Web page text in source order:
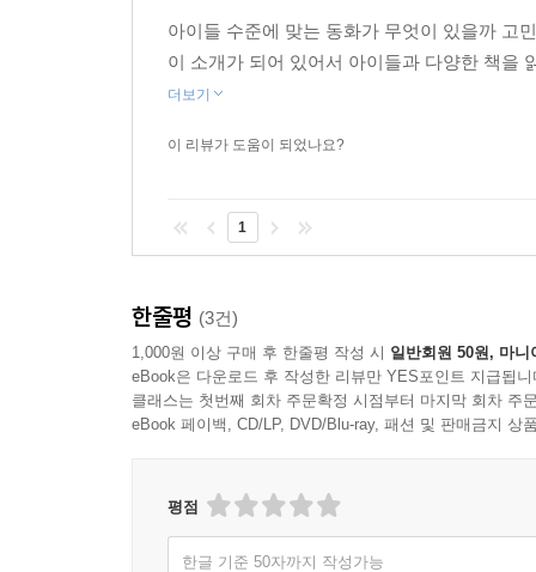
아이들 수준에 맞는 동화가 무엇이 있을까 고
이 소개가 되어 있어서 아이들과 다양한 책을
더보기
이 리뷰가 도움이 되었나요?
1
한줄평 (3건)
1,000원 이상 구매 후 한줄평 작성 시 일반회원 50원, 마니
eBook은 다운로드 후 작성한 리뷰만 YES포인트 지급됩니
클래스는 첫번째 회차 주문확정 시점부터 마지막 회차 주
eBook 페이백, CD/LP, DVD/Blu-ray, 패션 및 판매금지 상
평점
한글 기준 50자까지 작성가능